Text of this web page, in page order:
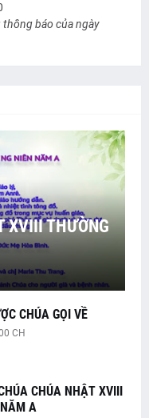
thông báo của ngày
XVIII THƯỜNG
CHÚA GỌI VỀ
CH
CHÚA NHẬT XVIII
A